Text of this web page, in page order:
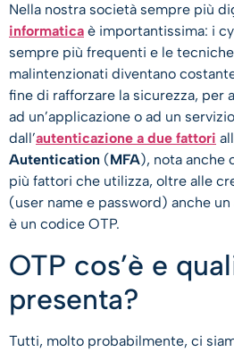
Nella nostra società sempre più
informatica è importantissima: i
sempre più frequenti e le
malintenzionati diventano
fine di rafforzare la sicurezza, per
ad un’applicazione o ad un
dall’autenticazione a due fattori
Autentication (MFA), nota anche
più fattori che utilizza, oltre alle
(user name e password) anche
è un codice OTP.
OTP cos’è e
presenta?
Tutti, molto probabilmente, ci